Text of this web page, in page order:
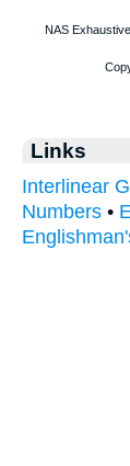
Links
Interlinear
Numbers •